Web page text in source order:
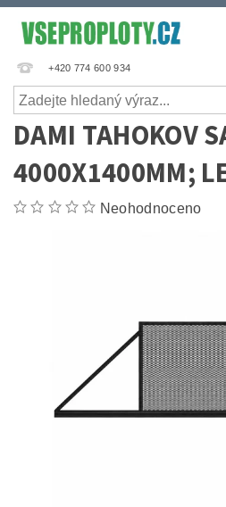
+420 774 600 934
DAMI TAHOKOV
4000X1400MM;
Neohodnoceno